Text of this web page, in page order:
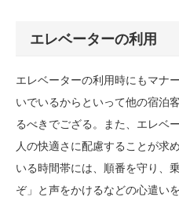
エレベーターの利用
エレベーターの利用時にもマナ
いでいるからといって他の宿泊
るべきでござる。また、エレベ
人の快適さに配慮することが求
いる時間帯には、順番を守り、
ぞ」と声をかけるなどの心遣い